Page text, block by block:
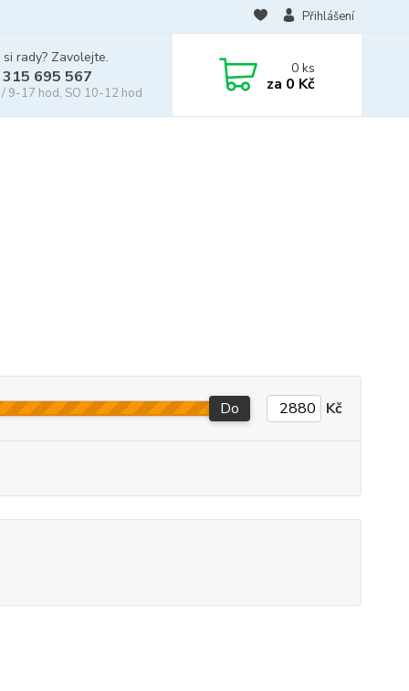
Přihlášení
rady? Zavolejte.
695 567
/ 9-17 hod, SO 10-12 hod
0ks
za 0 Kč
Do Kč